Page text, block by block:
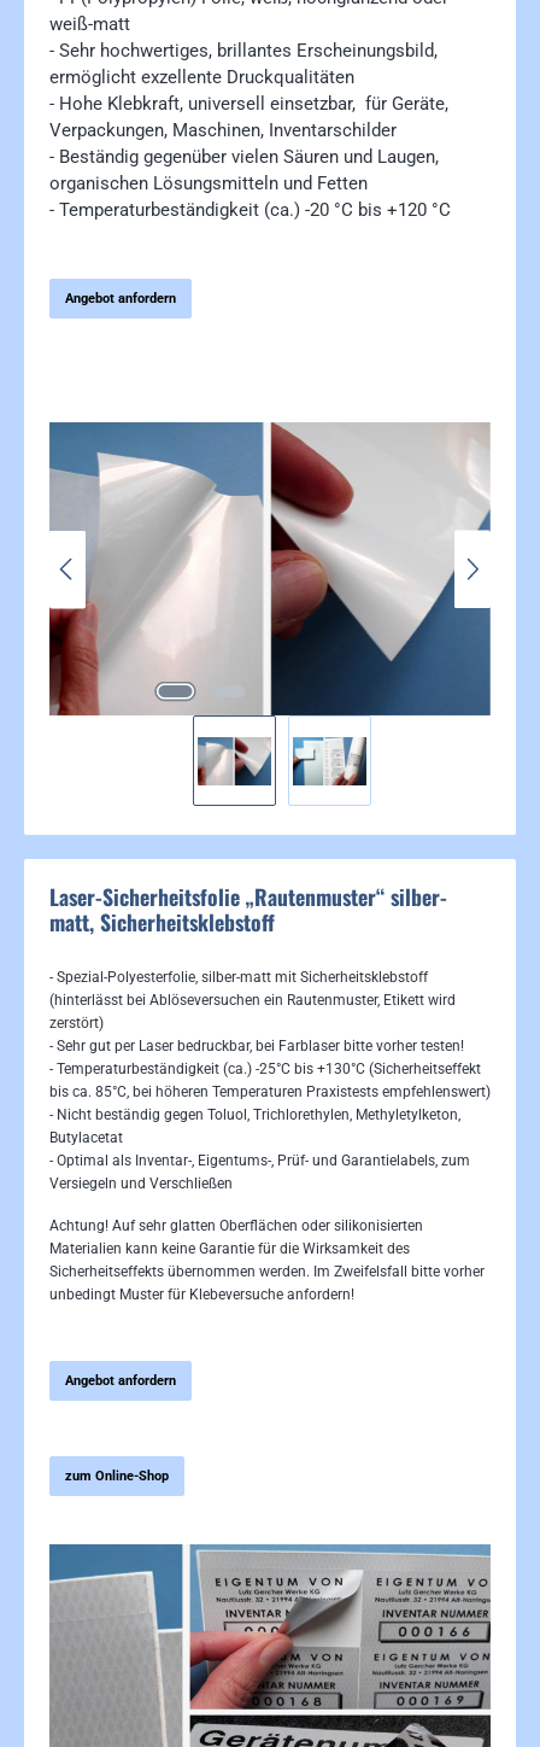
weiß-matt
- Sehr hochwertiges, brillantes Erscheinungsbild,
ermöglicht exzellente Druckqualitäten
- Hohe Klebkraft, universell einsetzbar, für Geräte,
Verpackungen, Maschinen, Inventarschilder
- Beständig gegenüber vielen Säuren und Laugen,
organischen Lösungsmitteln und Fetten
- Temperaturbeständigkeit (ca.) -20 °C bis +120 °C
Angebot anfordern
Laser-Sicherheitsfolie „Rautenmuster“ silber-
matt, Sicherheitsklebstoff
- Spezial-Polyesterfolie, silber-matt mit Sicherheitsklebstoff
(hinterlässt bei Ablöseversuchen ein Rautenmuster, Etikett wird
zerstört)
- Sehr gut per Laser bedruckbar, bei Farblaser bitte vorher testen!
- Temperaturbeständigkeit (ca.) -25°C bis +130°C (Sicherheitseffekt
bis ca. 85°C, bei höheren Temperaturen Praxistests empfehlenswert)
- Nicht beständig gegen Toluol, Trichlorethylen, Methyletylketon,
Butylacetat
- Optimal als Inventar-, Eigentums-, Prüf- und Garantielabels, zum
Versiegeln und Verschließen
Achtung! Auf sehr glatten Oberflächen oder silikonisierten
Materialien kann keine Garantie für die Wirksamkeit des
Sicherheitseffekts übernommen werden. Im Zweifelsfall bitte vorher
unbedingt Muster für Klebeversuche anfordern!
Angebot anfordern
zum Online-Shop
Bildergalerie überspringen